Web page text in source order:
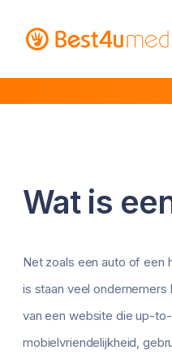
Wat is
Net zoals een auto of een
is staan veel ondernemers
van een website die up-
mobielvriendelijkheid,